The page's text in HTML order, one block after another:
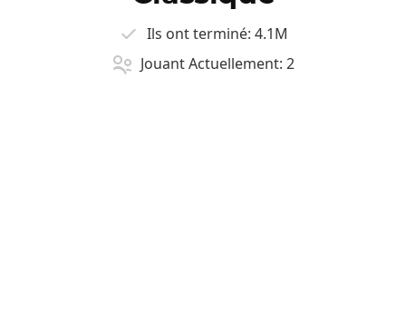
Ils ont terminé: 4.1M
Jouant Actuellement: 2